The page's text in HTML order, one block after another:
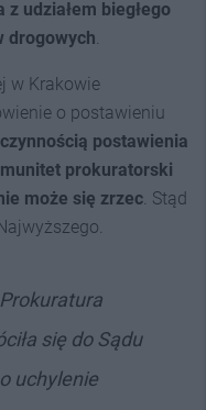
udziałem biegłego
drogowych.
w Krakowie
o postawieniu
postawienia
prokuratorski
może się zrzec. Stąd
się do Sądu
uchylenie